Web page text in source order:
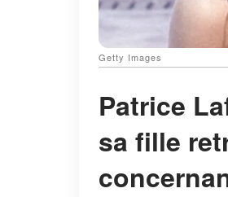
Getty Images
Patrice
sa fille